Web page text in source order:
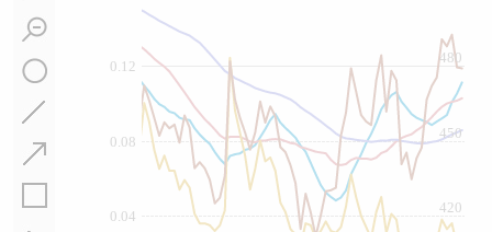
0.12
0.04
0.08
480
420
450